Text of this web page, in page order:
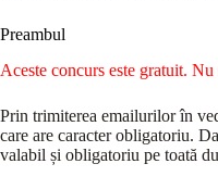
Preambul
Aceste concurs este gratuit.
Prin trimiterea emailurilor în
care are caracter obligatoriu.
valabil și obligatoriu pe toată